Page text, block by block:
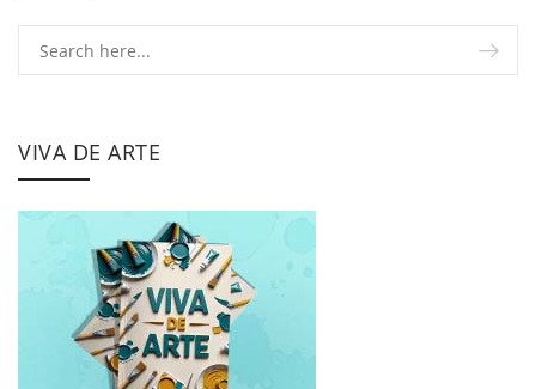
VIVA DE ARTE